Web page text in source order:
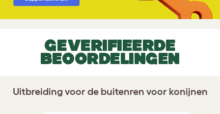
GEVERIFIEERDE
BEOORDELINGEN
Uitbreiding voor de buitenren voor konijnen